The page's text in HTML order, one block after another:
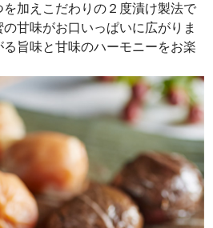
加えこだわりの２度漬け製法で
甘味がお口いっぱいに広がりま
旨味と甘味のハーモニーをお楽